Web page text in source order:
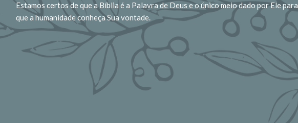
Estamos certos de que a Bíblia é a Palavra de Deus e o único meio dado por Ele para
que a humanidade conheça Sua vontade.